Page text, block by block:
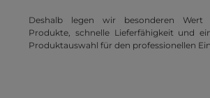
Deshalb legen wir besonderen Wert
Produkte, schnelle Lieferfähigkeit und
Produktauswahl für den professionellen